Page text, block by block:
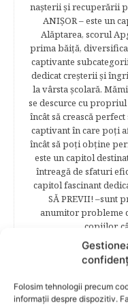
Folosim tehnologii precum
informații despre dispozitiv.
naşterii şi recuperării
ANIŞOR – este un
Alăptarea, scorul
prima băiţă,
captivante
dedicat creşterii şi
la vârsta şcolară.
se descurce cu
încât să crească
captivant în care poţi
încât să poţi obţine
este un capitol
întreagă de sfaturi
capitol fascinant
SĂ PREVII! –sunt
anumitor probleme
copiilor,
RELATED POSTS